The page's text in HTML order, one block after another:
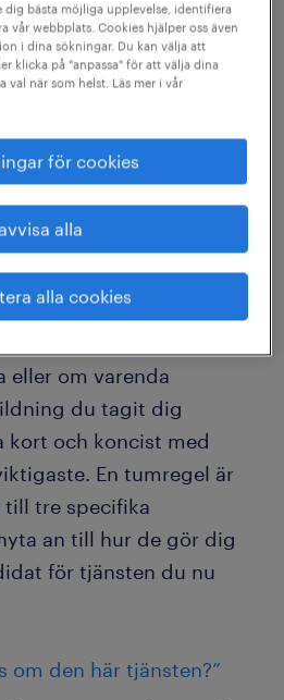
mer om dig själv?”
en av de inledande
Ett tips är att fatta
eller om varenda
du tagit dig
kort och koncist med
En tumregel är
till tre specifika
an till hur de gör dig
för tjänsten du nu
om den här tjänsten?”
dig bästa möjliga upplevelse, identifiera
vår webbplats. Cookies hjälper oss även
i dina sökningar. Du kan välja att
klicka på "anpassa" för att välja dina
val när som helst. Läs mer i vår
för cookies
alla
alla cookies